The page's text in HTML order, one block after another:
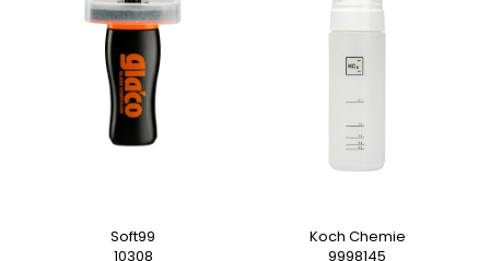
Soft99
10308
Koch Chemie
9998145